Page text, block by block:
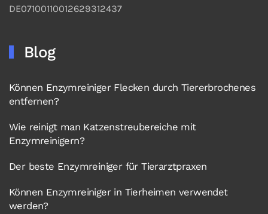
DE07100110012629312437
Blog
Können Enzymreiniger Flecken durch Tiererbrochenes
entfernen?
Wie reinigt man Katzenstreubereiche mit
Enzymreinigern?
Der beste Enzymreiniger für Tierarztpraxen
Können Enzymreiniger in Tierheimen verwendet
werden?